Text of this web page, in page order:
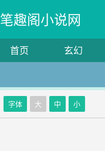
笔趣阁小说网
首页 玄幻
字体 大 中 小